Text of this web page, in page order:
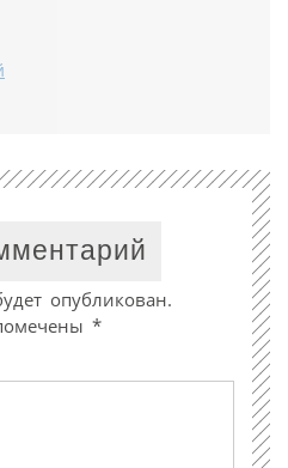
опубликован.
*